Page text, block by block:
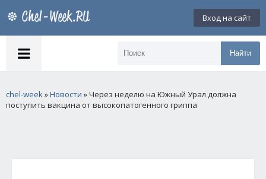
Вход на сайт
Найти
chel-week»Новости » Через неделю на Южный Урал должна
поступить вакцина от высокопатогенного гриппа